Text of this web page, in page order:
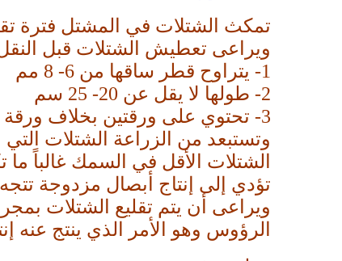
ويراعى تعطيش الشتلات قبل
1-
يتراوح قطر ساقها من 6- 8 مم
2-
طولها لا يقل عن 20- 25 سم
3-
تحتوي على ورقتين بخلاف ورقة
وتستبعد من الزراعة الشتلات
الشتلات الأقل في السمك غالباً
تؤدي إلى إنتاج أبصال مزدوجة
ويراعى أن يتم تقليع الشتلات
الرؤوس وهو الأمر الذي ينتج عنه